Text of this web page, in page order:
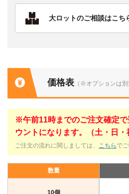
大ロットのご相談はこち
価格表 （※オプションは別
※午前11時までのご注文確定
ウントになります。（土・日・
ご注文の流れに関しましては、 こちら で
数量
10個